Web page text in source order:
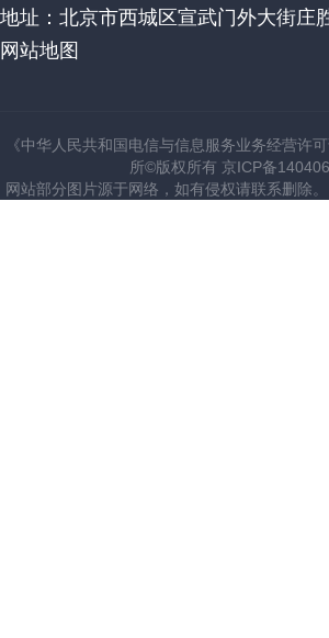
地址：北京市西城区宣武门外大街庄
网站地图
《中华人民共和国电信与信息服务业务经营许
所©版权所有 京ICP备
网站部分图片源于网络，如有侵权请联系删除